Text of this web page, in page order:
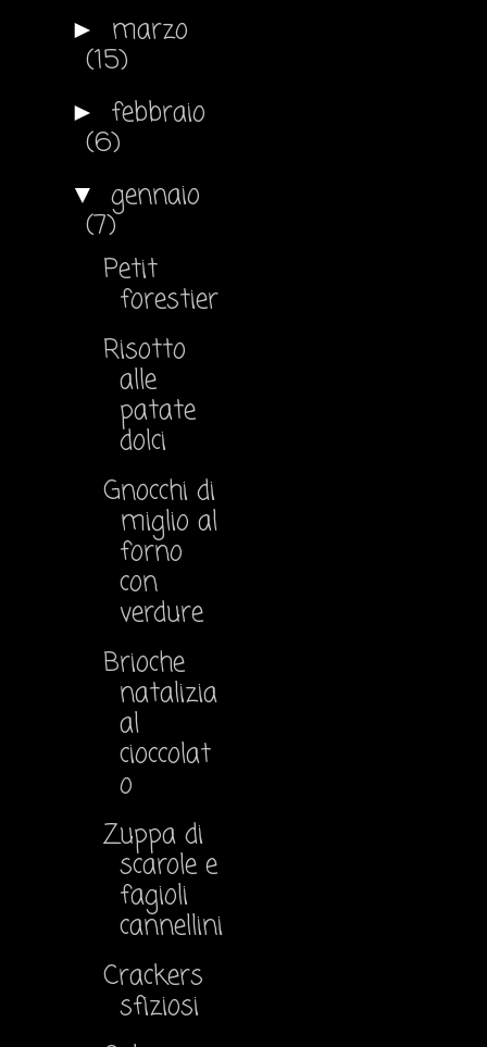
► marzo
(15)
► febbraio
(6)
▼ gennaio
(7)
Petit
forestier
Risotto
alle
patate
dolci
Gnocchi di
miglio al
forno
con
verdure
Brioche
natalizia
al
cioccolat
o
Zuppa di
scarole e
fagioli
cannellini
Crackers
sfiziosi